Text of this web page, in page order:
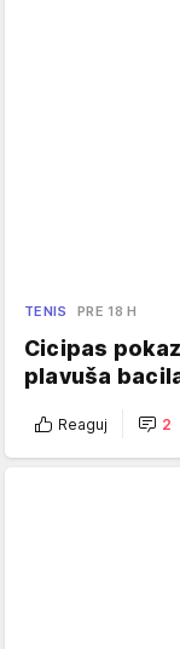
TENIS PRE 18 H
Cicipas
plavuša
Reaguj 2